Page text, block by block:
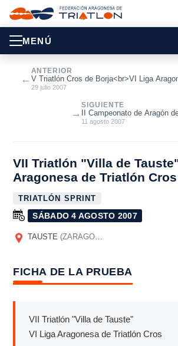
MENÚ
←
ANTERIOR
V Triatlón Cros de Borja<br>VI Liga
Cros
29 julio 2007
SIGUIENTE
II Campeonato de Aragón
11 agosto 2007
→
VII Triatlón "Villa de
Aragonesa de Triatlón Cros
TRIATLÓN SPRINT
SÁBADO 4 AGOSTO 2007
TAUSTE (ZARAGOZA)
FICHA DE LA PRUEBA
VII Triatlón "Villa de Tauste"
VI Liga Aragonesa de Triatlón Cros